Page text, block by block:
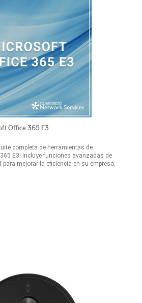
Office 365 E3
completa de herramientas de
E3! Incluye funciones avanzadas de
mejorar la eficiencia en su empresa.